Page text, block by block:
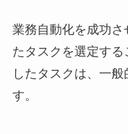
業務自動化を成功さ
たタスクを選定す
したタスクは、一
す。